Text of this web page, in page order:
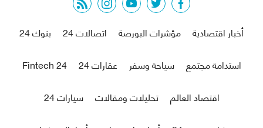
أخبار اقتصادية
مؤشرات البورصة اتصالات 24
بنوك 24
استدامة مجتمع
سياحة وسفر عقارات 24
Fintech 24
اقتصاد العالم
تحليلات ومقالات
سيارات 24